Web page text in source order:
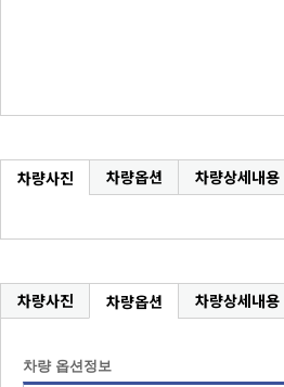
차량사진 차량옵션 차량상세내용
차량사진 차량옵션 차량상세내용
차량 옵션정보